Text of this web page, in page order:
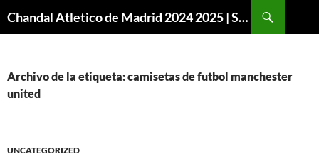
Chandal Atletico de Madrid 2024 2025 | SuperVigo
Archivo de la etiqueta: camisetas de futbol manchester
united
UNCATEGORIZED